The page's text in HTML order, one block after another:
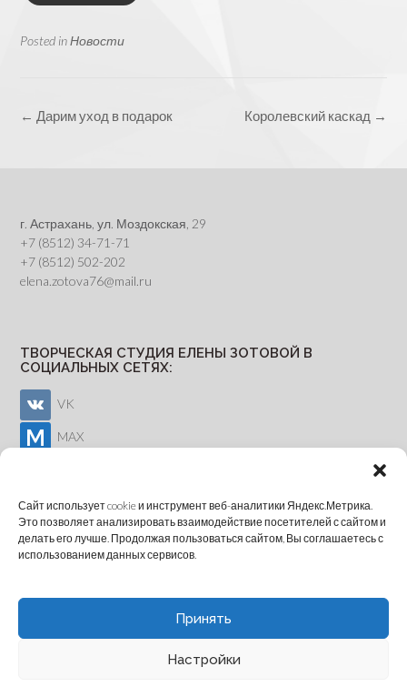
Сайт использует cookie и инструмент веб-аналитики Яндекс.Метрика.
Это позволяет анализировать взаимодействие посетителей с сайтом и
делать его лучше. Продолжая пользоваться сайтом, Вы соглашаетесь с
использованием данных сервисов.
Принять
Настройки
Posted inНовости
Post
Королевский каскад →
← Дарим уход в подарок
г. Астрахань, ул. Моздокская, 29
+7 (8512) 34-71-71
+7 (8512) 502-202
elena.zotova76@mail.ru
ТВОРЧЕСКАЯ СТУДИЯ ЕЛЕНЫ ЗОТОВОЙ В
СОЦИАЛЬНЫХ СЕТЯХ:
VK
MAX
ОНЛАЙН-ЗАПИСЬ
Out the Box